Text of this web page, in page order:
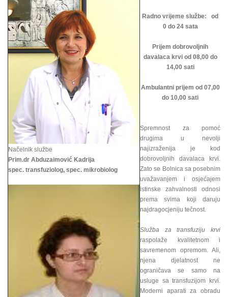
Načelnik službe
Prim.dr Abduzaimović Kadrija
spec. transfuziolog, spec. mikrobiolog
Radno vrijeme službe: od
0 do 24 sata
Prijem dobrovoljnih
davalaca krvi od 08,00 do
14,00 sati
Ambulantni prijem od 07,00
do 10,00 sati
Spremnost za pomoć
drugima u nevolji
najizraženija je kod
dobrovoljnih davalaca krvi.
Zato se Bolnica sa posebnim
uvažavanjem i osjećajem
istinske zahvalnosti odnosi
prema svima koji daruju
najdragocjeniju tečnost.
Služba za transfuziju krvi
raspolaže kvalitetnom i
savremenom opremom. Ali,
njena djelatnost ne
ograničava se samo na
usluge sa transfuzijom krvi.
Moderni aparati za obradu